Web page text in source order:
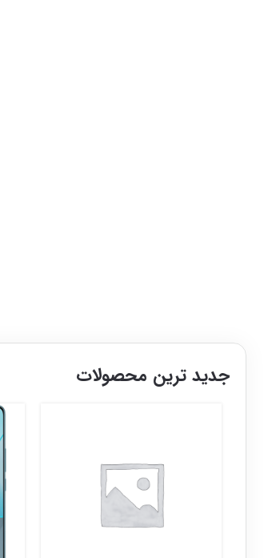
جدید ترین محصولات